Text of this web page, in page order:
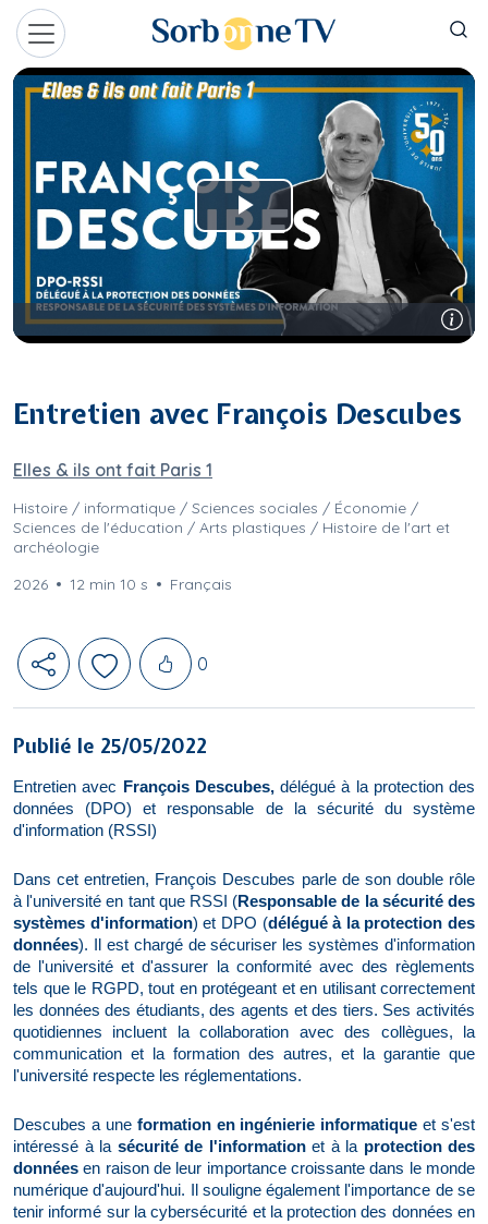
Aller au contenu principal
Entretien avec François Descubes
Elles & ils ont fait Paris 1
Histoire / informatique / Sciences sociales / Économie /
Sciences de l'éducation / Arts plastiques / Histoire de l'art et
archéologie
2026
12 min 10 s Français
Likes
0
Publié le 25/05/2022
Entretien avec François Descubes,délégué à la protection des
données (DPO) et responsable de la sécurité du système
d'information (RSSI)
Dans cet entretien, François Descubes parle de son double rôle
à l'université en tant que RSSI (Responsable de la sécurité des
systèmes d'information) et DPO (délégué à la protection des
données). Il est chargé de sécuriser les systèmes d'information
de l'université et d'assurer la conformité avec des règlements
tels que le RGPD, tout en protégeant et en utilisant correctement
les données des étudiants, des agents et des tiers. Ses activités
quotidiennes incluent la collaboration avec des collègues, la
communication et la formation des autres, et la garantie que
l'université respecte les réglementations.
Descubes a une formation en ingénierie informatique et s'est
intéressé à la sécurité de l'informationet à la protection des
données en raison de leur importance croissante dans le monde
numérique d'aujourd'hui. Il souligne également l'importance de se
tenir informé sur la cybersécurité et la protection des données en
Panneau de gestion des cookies